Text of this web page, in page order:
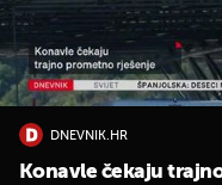
DNEVNIK.HR
Konavle čekaju